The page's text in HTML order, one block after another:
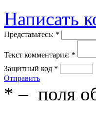
Написать
Представьтесь: *
Текст комментария: *
Защитный код *
Отправить
* – поля